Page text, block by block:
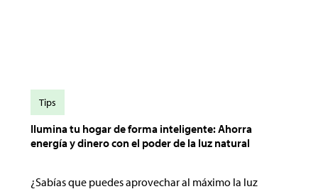
Ilumina tu hogar de forma inteligente: Ahorra
energía y dinero con el poder de la luz natural
¿Sabías que puedes aprovechar al máximo la luz
Tips